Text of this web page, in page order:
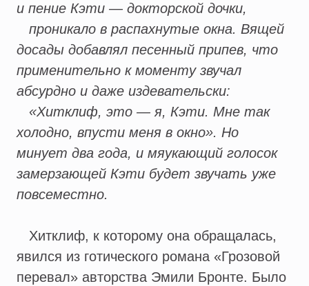
и пение Кэти — докторской дочки,
проникало в распахнутые окна. Вящей
досады добавлял песенный припев, что
применительно к моменту звучал
абсурдно и даже издевательски:
«Хитклиф, это — я, Кэти. Мне так
холодно, впусти меня в окно». Но
минует два года, и мяукающий голосок
замерзающей Кэти будет звучать уже
повсеместно.
Хитклиф, к которому она обращалась,
явился из готического романа «Грозовой
перевал» авторства Эмили Бронте. Было